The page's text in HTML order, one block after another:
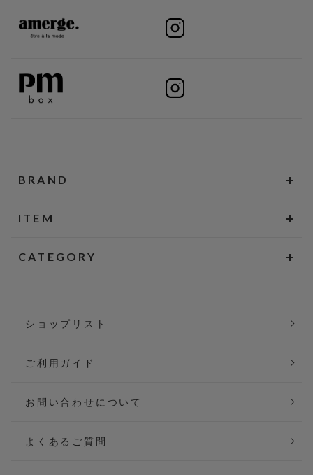
BRAND
ITEM
CATEGORY
ショップリスト
ご利用ガイド
お問い合わせについて
よくあるご質問